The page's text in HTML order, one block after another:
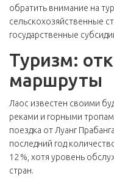
обратить внимание на
сельскохозяйственные
государственные
Туризм:
маршруты
Лаос известен своими
реками и горными
поездка от Луанг
последний год
12 %, хотя уровень
стран.